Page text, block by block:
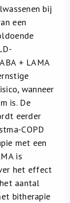
bij
een
+ LAMA
wanneer
is. De
eerder
COPD
met een
is
het effect
aantal
bitherapie